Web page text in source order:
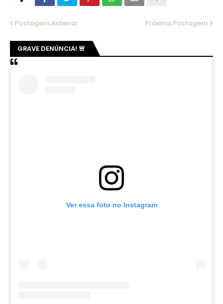
Postagem Anterior Próxima Postagem
GRAVE DENÚNCIA! 🚨
Ver essa foto no Instagram